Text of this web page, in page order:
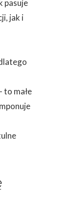
pasuje
jak i
to małe